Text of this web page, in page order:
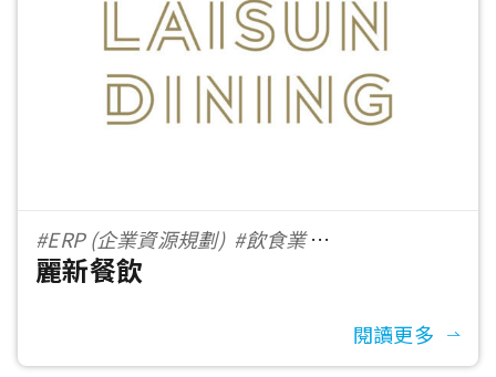
#ERP (企業資源規劃) #飲食業
#1001-5000 員工數
麗新餐飲
閱讀更多